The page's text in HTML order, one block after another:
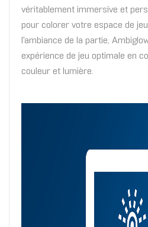
véritablement immersive et
pour colorer votre espace de
l'ambiance de la partie,
expérience de jeu optimale en
couleur et lumière.